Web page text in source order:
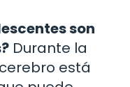
son
Durante la
está